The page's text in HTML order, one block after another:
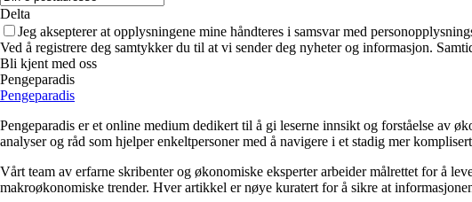
Delta
Jeg aksepterer at opplysningene mine håndteres i samsvar med
Ved å registrere deg samtykker du til at vi sender deg nyheter og informasjon.
Bli kjent med oss
Pengeparadis
Pengeparadis
Pengeparadis er et online medium dedikert til å gi leserne innsikt og forståelse av
analyser og råd som hjelper enkeltpersoner med å navigere i et stadig mer
Vårt team av erfarne skribenter og økonomiske eksperter arbeider målrettet for å
makroøkonomiske trender. Hver artikkel er nøye kuratert for å sikre at